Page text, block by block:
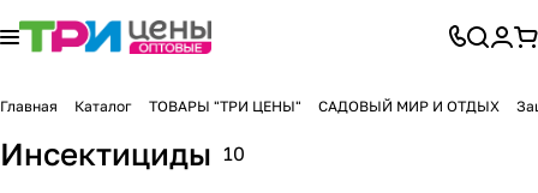
Главная Каталог ТОВАРЫ "ТРИ ЦЕНЫ" САДОВЫЙ МИР И ОТДЫХ
Инсектициды 10